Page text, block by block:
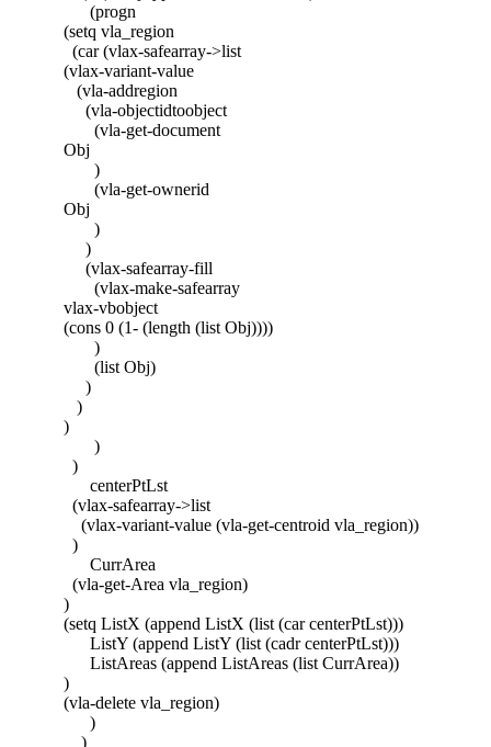
(progn
(setq vla_region
(car (vlax-safearray->list
(vlax-variant-value
(vla-addregion
(vla-objectidtoobject
(vla-get-document
Obj
)
(vla-get-ownerid
Obj
)
)
(vlax-safearray-fill
(vlax-make-safearray
vlax-vbobject
(cons 0 (1- (length (list Obj))))
)
(list Obj)
)
)
)
)
)
centerPtLst
(vlax-safearray->list
(vlax-variant-value (vla-get-centroid vla_region))
)
CurrArea
(vla-get-Area vla_region)
)
(setq ListX (append ListX (list (car centerPtLst)))
ListY (append ListY (list (cadr centerPtLst)))
ListAreas (append ListAreas (list CurrArea))
)
(vla-delete vla_region)
)
)